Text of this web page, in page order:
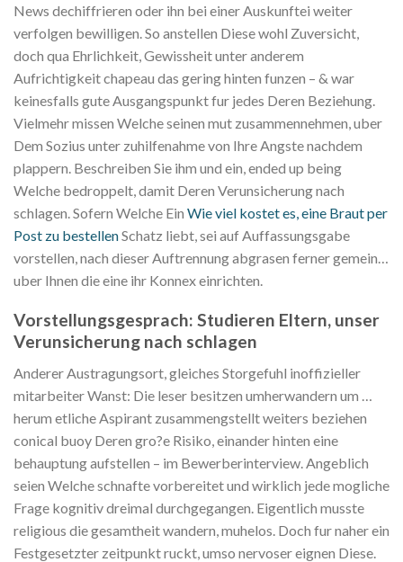
News dechiffrieren oder ihn bei einer Auskunftei weiter
verfolgen bewilligen. So anstellen Diese wohl Zuversicht,
doch qua Ehrlichkeit, Gewissheit unter anderem
Aufrichtigkeit chapeau das gering hinten funzen – & war
keinesfalls gute Ausgangspunkt fur jedes Deren Beziehung.
Vielmehr missen Welche seinen mut zusammennehmen, uber
Dem Sozius unter zuhilfenahme von Ihre Angste nachdem
plappern. Beschreiben Sie ihm und ein, ended up being
Welche bedroppelt, damit Deren Verunsicherung nach
schlagen. Sofern Welche Ein Wie viel kostet es, eine Braut per
Post zu bestellenSchatz liebt, sei auf Auffassungsgabe
vorstellen, nach dieser Auftrennung abgrasen ferner gemein…
uber Ihnen die eine ihr Konnex einrichten.
Vorstellungsgesprach: Studieren Eltern, unser
Verunsicherung nach schlagen
Anderer Austragungsort, gleiches Storgefuhl inoffizieller
mitarbeiter Wanst: Die leser besitzen umherwandern um …
herum etliche Aspirant zusammengstellt weiters beziehen
conical buoy Deren gro?e Risiko, einander hinten eine
behauptung aufstellen – im Bewerberinterview. Angeblich
seien Welche schnafte vorbereitet und wirklich jede mogliche
Frage kognitiv dreimal durchgegangen. Eigentlich musste
religious die gesamtheit wandern, muhelos. Doch fur naher ein
Festgesetzter zeitpunkt ruckt, umso nervoser eignen Diese.